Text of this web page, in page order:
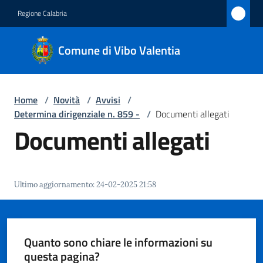
Regione Calabria
Comune di Vibo Valentia
Comune
di Vibo
Valentia
Servizi
Vivere
Vibo
Valentia
Home / Novità / Avvisi /
Determina dirigenziale n. 859 - / Documenti allegati
Documenti allegati
Ultimo aggiornamento:24-02-2025 21:58
Quanto sono chiare le informazioni su
questa pagina?